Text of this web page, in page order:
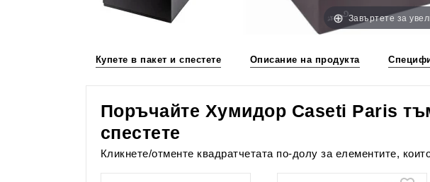
Завъртете за
Купете в пакет и спестете Описание на продукта
Поръчайте Хумидор Caseti Paris
спестете
Кликнете/отменте квадратчетата по-долу за елементите,